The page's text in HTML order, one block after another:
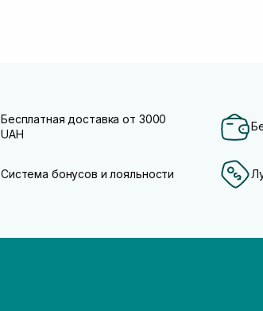
Бесплатная доставка от 3000
UAH
Система бонусов и лояльности